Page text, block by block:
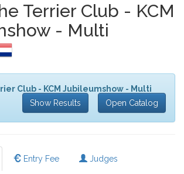
Terrier Club - KCM
- Multi
Club - KCM Jubileumshow - Multi
Show Results Open Catalog
Entry Fee Judges